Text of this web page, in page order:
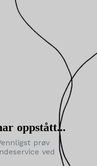
oppstått...
prøv
ved